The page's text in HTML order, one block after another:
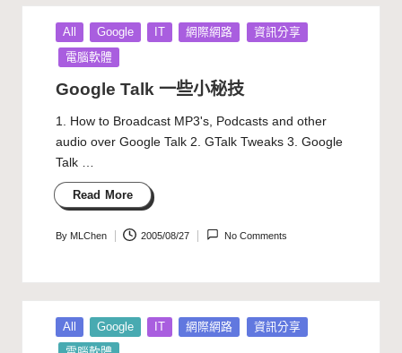
Posted
in
All Google IT 網際網路
資訊分享
電腦軟體
Google Talk 一些小秘技
1. How to Broadcast MP3's, Podcasts and other
audio over Google Talk 2. GTalk Tweaks 3. Google
Talk …
Read More
Posted
By MLChen 2005/08/27 No Comments
Posted
in
All Google IT 網際網路
資訊分享